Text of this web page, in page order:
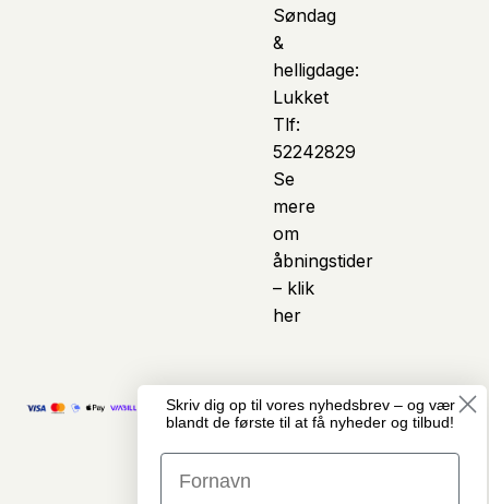
Søndag
&
helligdage:
Lukket
Tlf:
52242829
Se
mere
om
åbningstider
– klik
her
© Copyright
Cykelcenter
forbeholdes
Vi anvender kunstig
intelligens som et
Skriv dig op til vores nyhedsbrev – og vær
blandt de første til at få nyheder og tilbud!